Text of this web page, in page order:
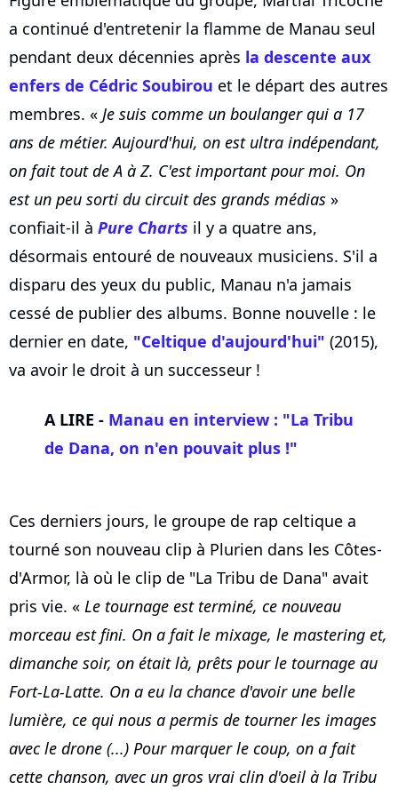
a continué d'entretenir la flamme de Manau seul
pendant deux décennies après la descente aux
enfers de Cédric Soubirou et le départ des autres
membres. « Je suis comme un boulanger qui a 17
ans de métier. Aujourd'hui, on est ultra indépendant,
on fait tout de A à Z. C'est important pour moi. On
est un peu sorti du circuit des grands médias »
confiait-il à Pure Charts il y a quatre ans,
désormais entouré de nouveaux musiciens. S'il a
disparu des yeux du public, Manau n'a jamais
cessé de publier des albums. Bonne nouvelle : le
dernier en date, "Celtique d'aujourd'hui" (2015),
va avoir le droit à un successeur !
A LIRE - Manau en interview : "La Tribu
de Dana, on n'en pouvait plus !"
Ces derniers jours, le groupe de rap celtique a
tourné son nouveau clip à Plurien dans les Côtes-
d'Armor, là où le clip de "La Tribu de Dana" avait
pris vie. « Le tournage est terminé, ce nouveau
morceau est fini. On a fait le mixage, le mastering et,
dimanche soir, on était là, prêts pour le tournage au
Fort-La-Latte. On a eu la chance d'avoir une belle
lumière, ce qui nous a permis de tourner les images
avec le drone (...) Pour marquer le coup, on a fait
cette chanson, avec un gros vrai clin d'oeil à la Tribu